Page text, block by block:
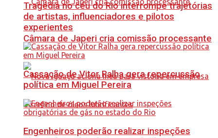
Câmara de Japeri cria comissão processante
Tragédia no céu do Rio interrompe trajetórias
de artistas, influenciadores e pilotos
experientes
Cassação de Vitor Ralha gera repercussão
política em Miguel Pereira
Engenheiros poderão realizar inspeções